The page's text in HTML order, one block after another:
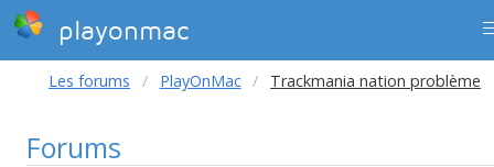
playonmac
Les forums PlayOnMac Trackmania nation problème
Forums